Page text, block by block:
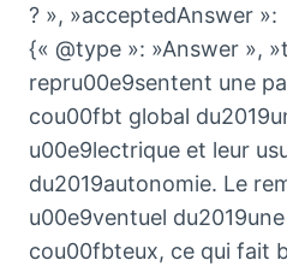
? », »acceptedAnswer »:
{« @type »: »Answer »,
repru00e9sentent une
cou00fbt global
u00e9lectrique et leur
du2019autonomie. Le
u00e9ventuel
cou00fbteux, ce qui fait